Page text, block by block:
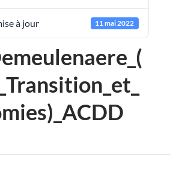
à jour 11 mai 2022